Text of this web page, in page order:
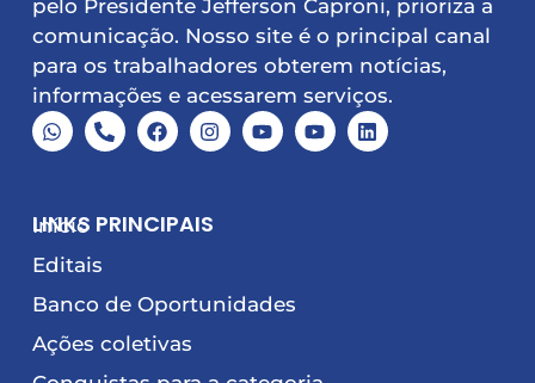
pelo Presidente Jefferson Caproni, prioriza a
comunicação. Nosso site é o principal canal
para os trabalhadores obterem notícias,
informações e acessarem serviços.
LINKS PRINCIPAIS
Início
Editais
Banco de Oportunidades
Ações coletivas